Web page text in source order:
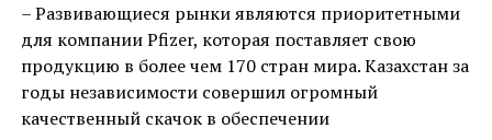
– Развивающиеся рынки являются приоритетными
для компании Pfizer, которая поставляет свою
продукцию в более чем 170 стран мира. Казахстан за
годы независимости совершил огромный
качественный скачок в обеспечении